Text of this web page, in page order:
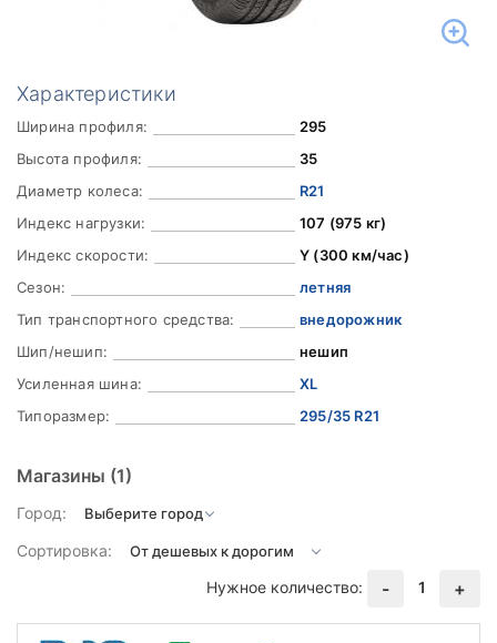
Характеристики
Ширина профиля:
295
Высота профиля:
35
Диаметр колеса:
R21
Индекс нагрузки:
107 (975 кг)
Индекс скорости:
Y (300 км/час)
Сезон:
летняя
Тип транспортного средства:
внедорожник
Шип/нешип:
нешип
Усиленная шина:
XL
Типоразмер:
295/35 R21
Магазины (1)
Город:
Сортировка:
Нужное количество:
- 1 +